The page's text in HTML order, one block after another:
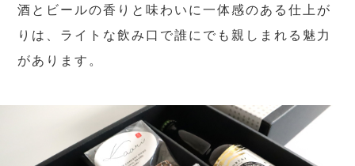
酒とビールの香りと味わいに一体感のある仕上が
りは、ライトな飲み口で誰にでも親しまれる魅力
があります。